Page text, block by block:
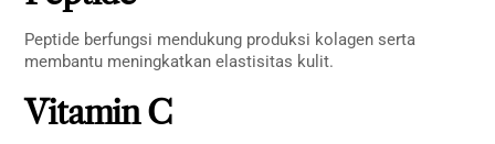
Peptide berfungsi mendukung produksi kolagen serta
membantu meningkatkan elastisitas kulit.
Vitamin C